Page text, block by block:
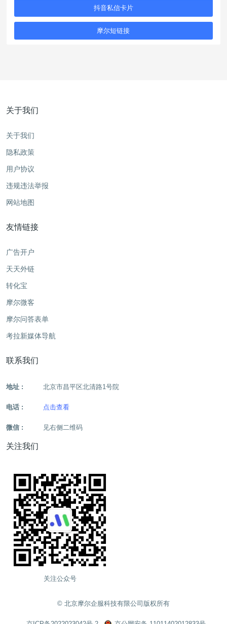
抖音私信卡片
摩尔短链接
关于我们
关于我们
隐私政策
用户协议
违规违法举报
网站地图
友情链接
广告开户
天天外链
转化宝
摩尔微客
摩尔问答表单
考拉新媒体导航
联系我们
地址 : 北京市昌平区北清路1号院
电话 : 点击查看
微信 : 见右侧二维码
关注我们
关注公众号
©️ 北京摩尔企服科技有限公司版权所有